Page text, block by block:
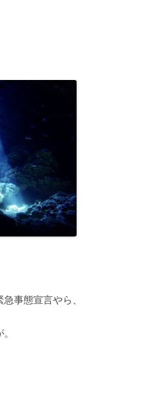
事態宣言やら、